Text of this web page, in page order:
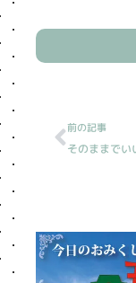
前の記事